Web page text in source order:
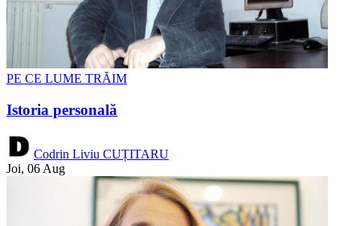
PE CE LUME TRĂIM
Istoria personală
Codrin Liviu CUȚITARU
Joi, 06 Aug